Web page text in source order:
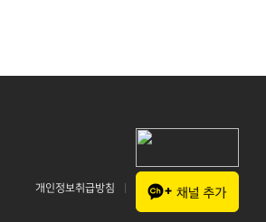
개인정보취급방침 CONTACT US